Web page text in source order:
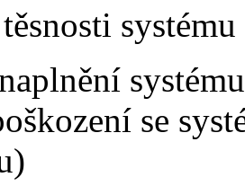
systému
se